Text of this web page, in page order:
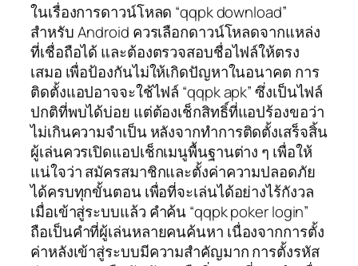
ในเรื่องการดาวน์โหลด “qqpk download”
สำหรับ Android ควรเลือกดาวน์โหลดจากแหล่ง
ที่เชื่อถือได้ และต้องตรวจสอบชื่อไฟล์ให้ตรง
เสมอ เพื่อป้องกันไม่ให้เกิดปัญหาในอนาคต การ
ติดตั้งแอปอาจจะใช้ไฟล์ “qqpk apk” ซึ่งเป็นไฟล์
ปกติที่พบได้บ่อย แต่ต้องเช็กสิทธิ์ที่แอปร้องขอว่า
ไม่เกินความจำเป็น หลังจากทำการติดตั้งเสร็จสิ้น
ผู้เล่นควรเปิดแอปเช็กเมนูพื้นฐานต่าง ๆ เพื่อให้
แน่ใจว่า สมัครสมาชิกและตั้งค่าความปลอดภัย
ได้ครบทุกขั้นตอน เพื่อที่จะเล่นได้อย่างไร้กังวล
เมื่อเข้าสู่ระบบแล้ว คำค้น “qqpk poker login”
ถือเป็นคำที่ผู้เล่นหลายคนค้นหา เนื่องจากการตั้ง
ค่าหลังเข้าสู่ระบบมีความสำคัญมาก การตั้งรหัส